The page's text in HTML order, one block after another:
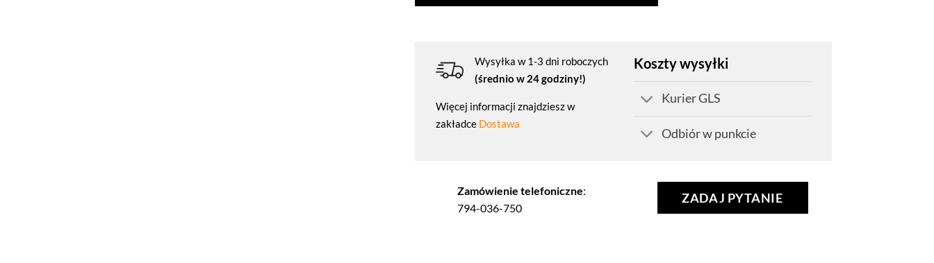
Wysyłka w 1-3 dni roboczych
(średnio w 24 godziny!)
Więcej informacji znajdziesz w
zakładce Dostawa
Koszty wysyłki
Kurier GLS
Odbiór w punkcie
Zamówienie telefoniczne:
794-036-750
ZADAJ PYTANIE